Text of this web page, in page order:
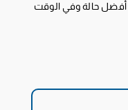
أفضل حالة وفي الوقت